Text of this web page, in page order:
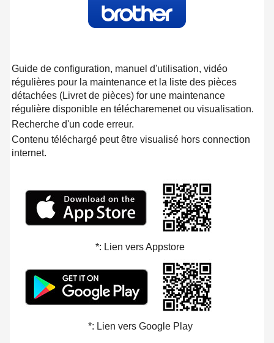
Guide de configuration, manuel d'utilisation, vidéo
régulières pour la maintenance et la liste des pièces
détachées (Livret de pièces) for une maintenance
régulière disponible en télécharemenet ou visualisation.
Recherche d'un code erreur.
Contenu téléchargé peut être visualisé hors connection
internet.
*: Lien vers Appstore
*: Lien vers Google Play